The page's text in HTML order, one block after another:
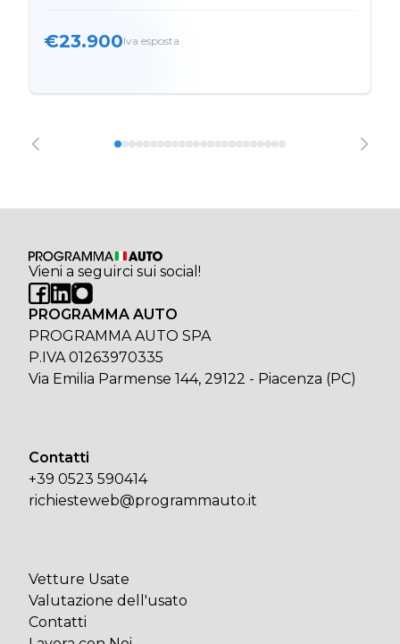
€23.900Iva esposta
Vieni a seguirci sui social!
PROGRAMMA AUTO
PROGRAMMA AUTO SPA
P.IVA 01263970335
Via Emilia Parmense 144, 29122 - Piacenza (PC)
Contatti
+39 0523 590414
richiesteweb@programmauto.it
Vetture Usate
Valutazione dell'usato
Contatti